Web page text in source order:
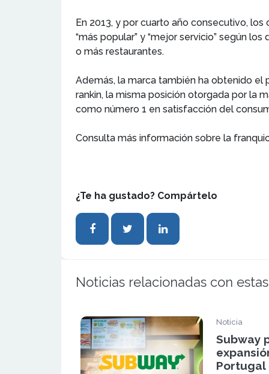
En 2013, y por cuarto año consecutivo,
“más popular” y “mejor servicio” según
o más restaurantes.
Además, la marca también ha obtenido el
rankin, la misma posición otorgada por la
como número 1 en satisfacción del
Consulta más información sobre la
¿Te ha gustado? Compártelo
Noticias relacionadas con
Noticia
Subway
Portugal